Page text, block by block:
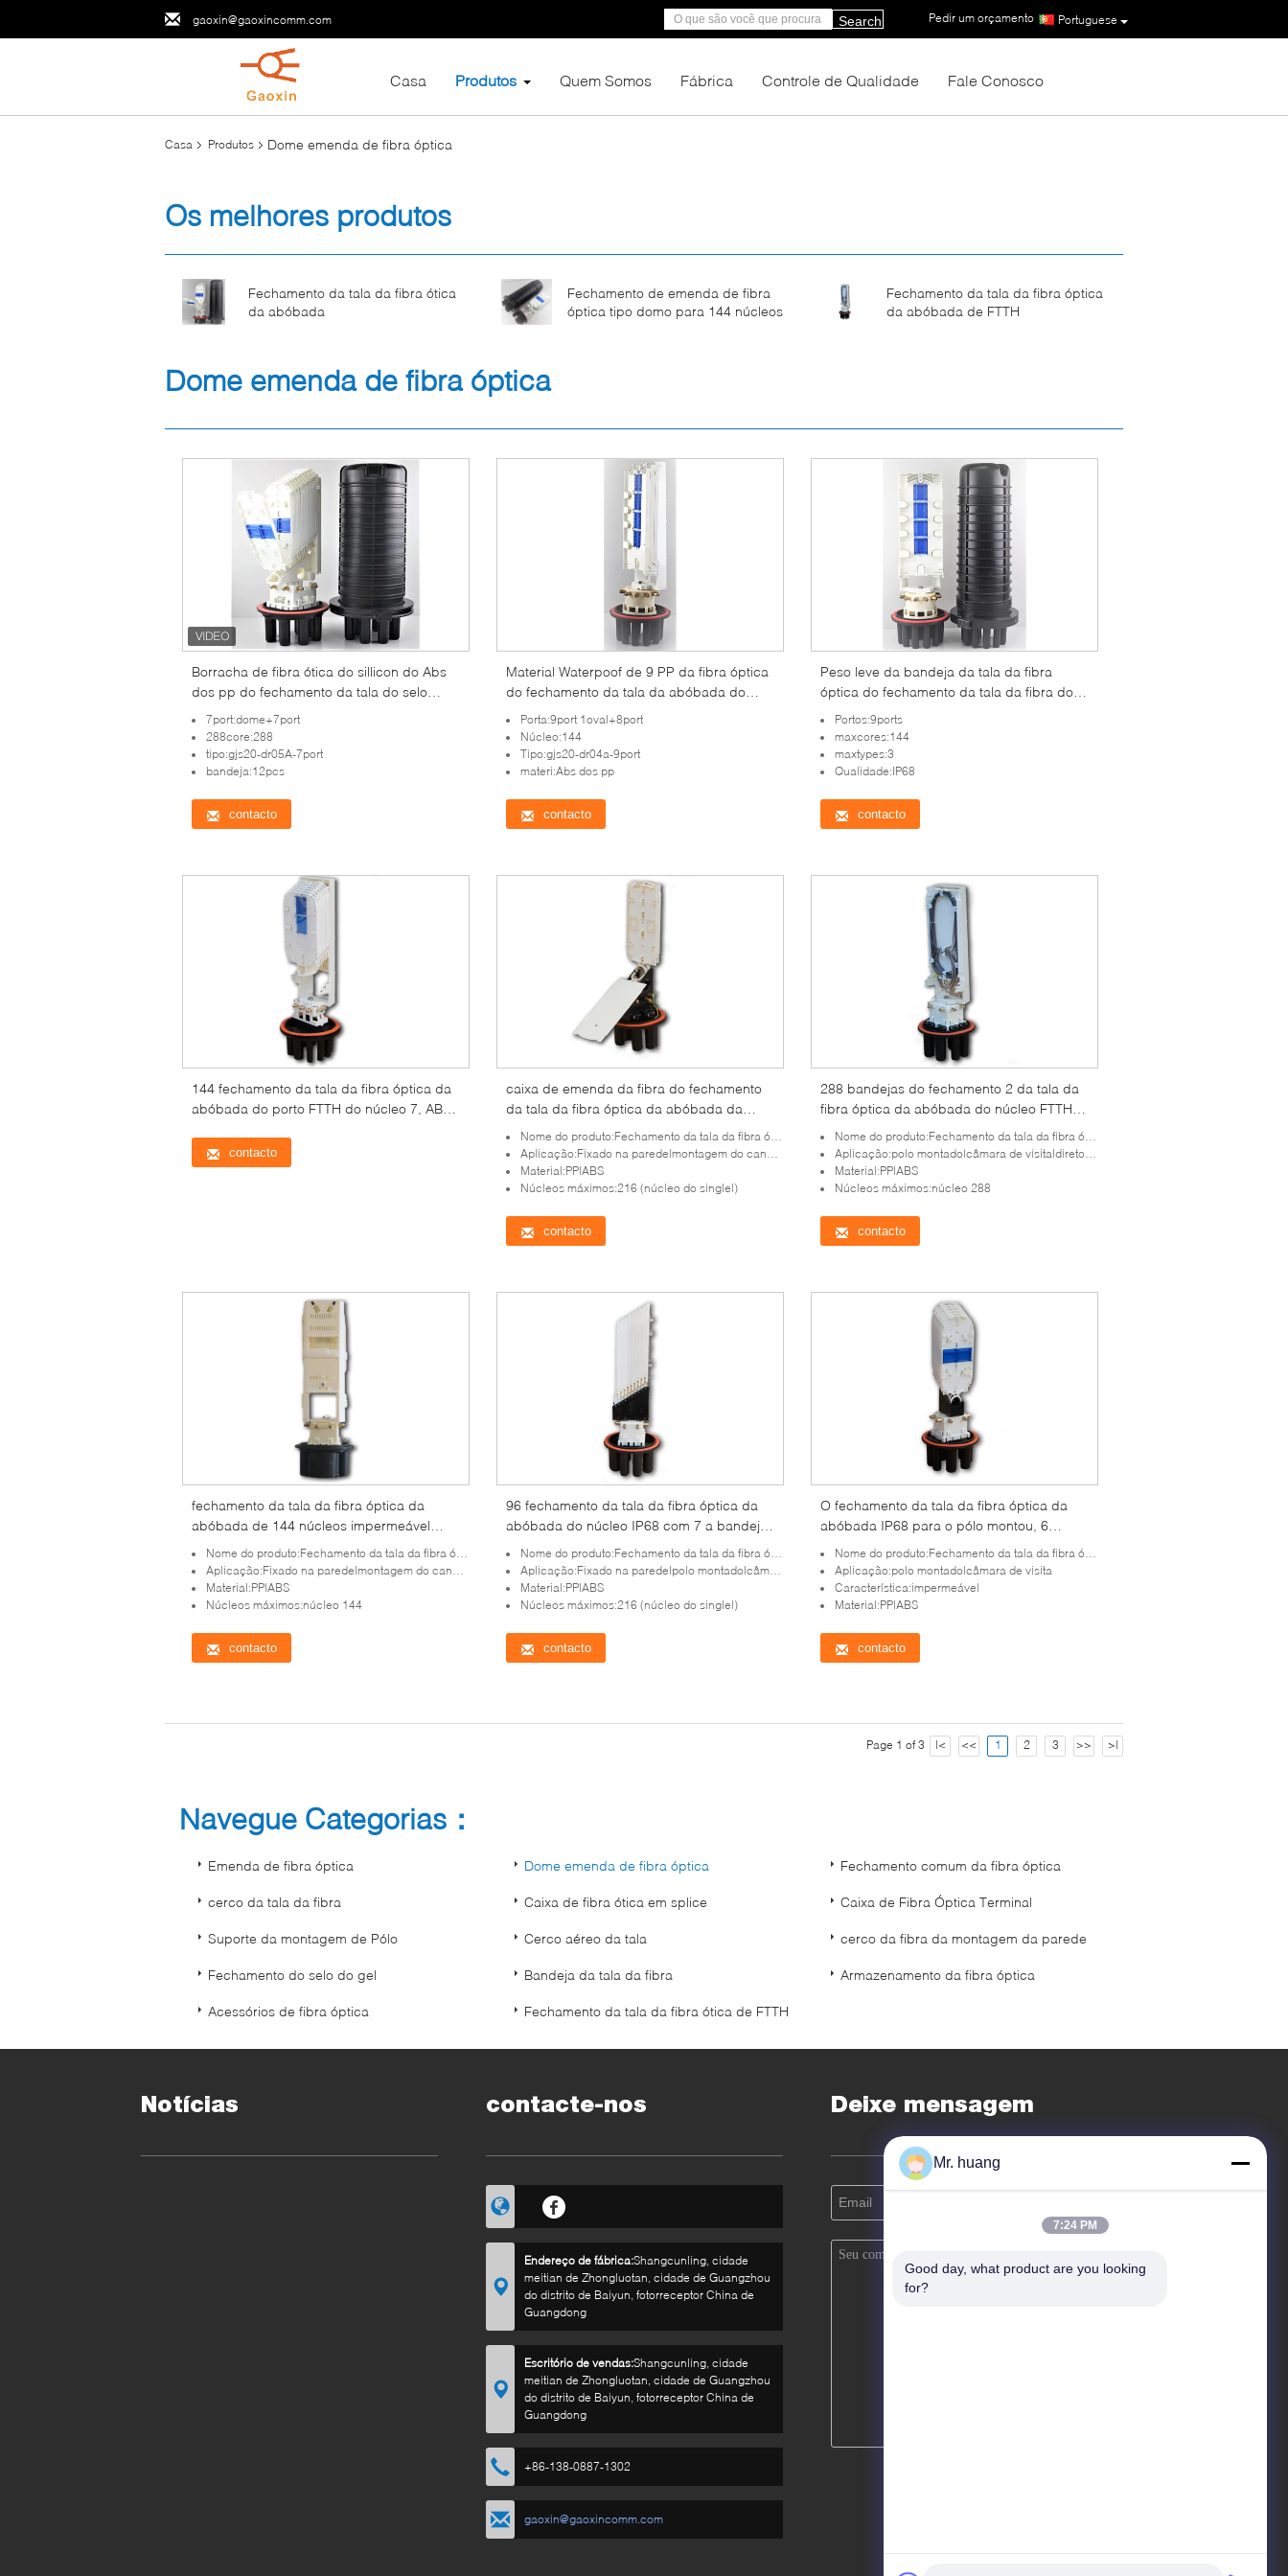
gaoxin@gaoxincomm.com Portuguese
Pedir um orçamento |
Search
Casa Produtos Quem Somos Fábrica Controle de Qualidade Fale Conosco
Casa Produtos Dome emenda de fibra óptica
Os melhores produtos
Fechamento da tala da fibra ótica
da abóbada
Fechamento de emenda de fibra
óptica tipo domo para 144 núcleos
Fechamento da tala da fibra óptica
da abóbada de FTTH
Dome emenda de fibra óptica
Borracha de fibra ótica do sillicon do Abs
dos pp do fechamento da tala do selo
mecânico da abóbada, 505 (l) xd200mm
aéreos max288core, GJS20-DM0
7port:dome+7port
288core:288
tipo:gjs20-dr05A-7port
bandeja:12pcs
contacto
Material Waterpoof de 9 PP da fibra óptica
do fechamento da tala da abóbada do
portoPorta:9port 1oval+8port
Núcleo:144
Tipo:gjs20-dr04a-9port
materi:Abs dos pp
contacto
Peso leve da bandeja da tala da fibra
óptica do fechamento da tala da fibra do
porto de 9 entradas
Portos:9ports
maxcores:144
maxtypes:3
Qualidade:IP68
contacto
144 fechamento da tala da fibra óptica da
abóbada do porto FTTH do núcleo 7, ABS
contacto
caixa de emenda da fibra do fechamento
da tala da fibra óptica da abóbada da
montagem do canal/6 portos
Nome do produto:Fechamento da tala da fibra ótica da abóbada
Aplicação:Fixado na parede|montagem do canal|encanamento|direto enterrado
Material:PP|ABS
Núcleos máximos:216 (núcleo do singlel)
contacto
288 bandejas do fechamento 2 da tala da
fibra óptica da abóbada do núcleo FTTH
para o pólo montado
Nome do produto:Fechamento da tala da fibra ótica da abóbada
Aplicação:polo montado|câmara de visita|direto enterrado
Material:PP|ABS
Núcleos máximos:núcleo 288
contacto
fechamento da tala da fibra óptica da
abóbada de 144 núcleos impermeável
para fixado na parede
Nome do produto:Fechamento da tala da fibra ótica da abóbada
Aplicação:Fixado na parede|montagem do canal|encanamento
Material:PP|ABS
Núcleos máximos:núcleo 144
contacto
96 fechamento da tala da fibra óptica da
abóbada do núcleo IP68 com 7 a bandeja
do porto 9
Nome do produto:Fechamento da tala da fibra ótica da abóbada
Aplicação:Fixado na parede|polo montado|câmara de visita
Material:PP|ABS
Núcleos máximos:216 (núcleo do singlel)
contacto
O fechamento da tala da fibra óptica da
abóbada IP68 para o pólo montou, 6
portos redondos pequenos
Nome do produto:Fechamento da tala da fibra ótica da abóbada
Aplicação:polo montado|câmara de visita
Característica:impermeável
Material:PP|ABS
contacto
Page 1 of 3 |< << 1 2 3 >> >|
Navegue Categorias：
Emenda de fibra óptica Dome emenda de fibra óptica Fechamento comum da fibra óptica
cerco da tala da fibra Caixa de fibra ótica em splice Caixa de Fibra Óptica Terminal
Suporte da montagem de Pólo Cerco aéreo da tala cerco da fibra da montagem da parede
Fechamento do selo do gel Bandeja da tala da fibra Armazenamento da fibra óptica
Acessórios de fibra óptica Fechamento da tala da fibra ótica de FTTH
Notícias contacte-nos
Endereço de fábrica:Shangcunling, cidade
meitian de Zhongluotan, cidade de Guangzhou
do distrito de Baiyun, fotorreceptor China de
Guangdong
Escritório de vendas:Shangcunling, cidade
meitian de Zhongluotan, cidade de Guangzhou
do distrito de Baiyun, fotorreceptor China de
Guangdong
+86-138-0887-1302
gaoxin@gaoxincomm.com
Deixe mensagem
Mr. huang
7:24 PM
Good day, what product are you looking
for?